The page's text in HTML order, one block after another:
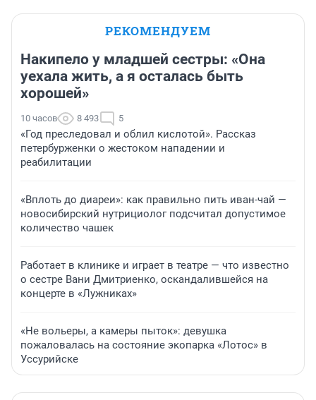
РЕКОМЕНДУЕМ
Накипело у младшей сестры: «Она
уехала жить, а я осталась быть
хорошей»
10 часов 8 493 5
«Год преследовал и облил кислотой». Рассказ
петербурженки о жестоком нападении и
реабилитации
«Вплоть до диареи»: как правильно пить иван-чай —
новосибирский нутрициолог подсчитал допустимое
количество чашек
Работает в клинике и играет в театре — что известно
о сестре Вани Дмитриенко, оскандалившейся на
концерте в «Лужниках»
«Не вольеры, а камеры пыток»: девушка
пожаловалась на состояние экопарка «Лотос» в
Уссурийске